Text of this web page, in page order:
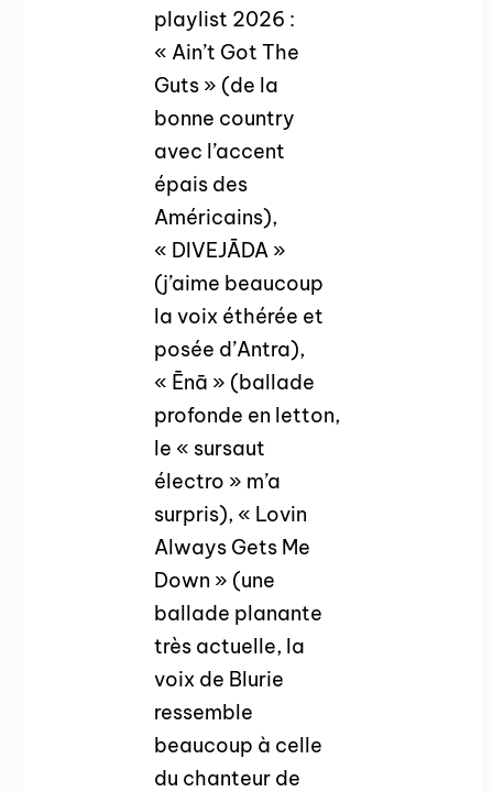
playlist 2026 :
« Ain’t Got The
Guts » (de la
bonne country
avec l’accent
épais des
Américains),
« DIVEJĀDA »
(j’aime beaucoup
la voix éthérée et
posée d’Antra),
« Ēnā » (ballade
profonde en letton,
le « sursaut
électro » m’a
surpris), « Lovin
Always Gets Me
Down » (une
ballade planante
très actuelle, la
voix de Blurie
ressemble
beaucoup à celle
du chanteur de